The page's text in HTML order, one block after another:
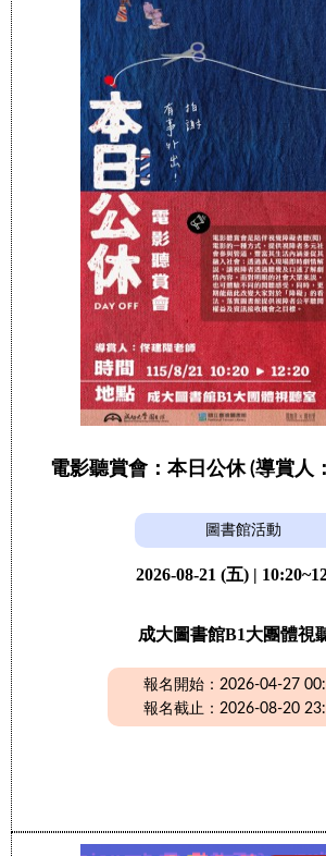
電影聽賞會：本日公休 (導賞人
圖書館活動
2026-08-21 (五) |
成大圖書館B1大團體視
報名開始：2026-04-27
報名截止：2026-08-20